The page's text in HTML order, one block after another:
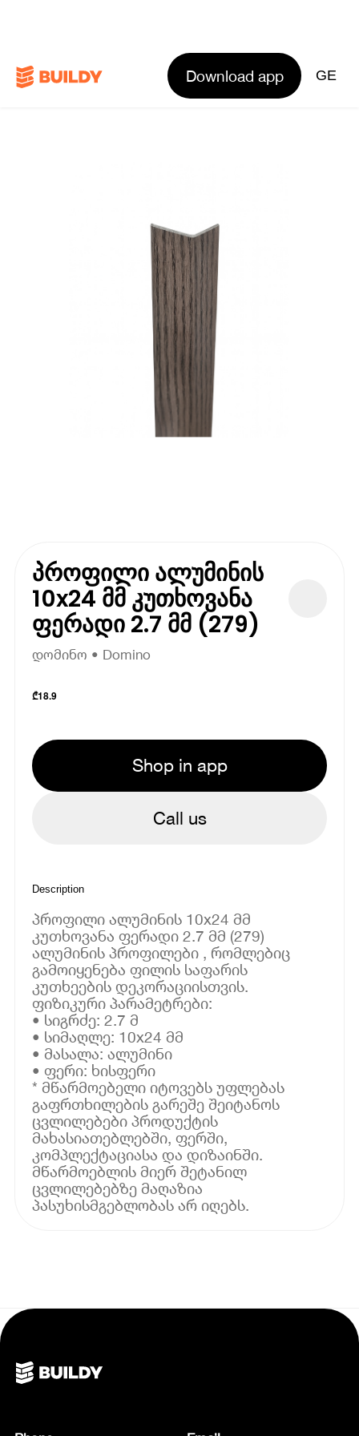
Download app GE
პროფილი ალუმინის
10x24 მმ კუთხოვანა
ფერადი 2.7 მმ (279)
დომინო • Domino
₾18.9
Shop in app
Call us
Description
პროფილი ალუმინის 10x24 მმ
კუთხოვანა ფერადი 2.7 მმ (279)
ალუმინის პროფილები , რომლებიც
გამოიყენება ფილის საფარის
კუთხეების დეკორაციისთვის.
ფიზიკური პარამეტრები:
• სიგრძე: 2.7 მ
• სიმაღლე: 10x24 მმ
• მასალა: ალუმინი
• ფერი: ხისფერი
* მწარმოებელი იტოვებს უფლებას
გაფრთხილების გარეშე შეიტანოს
ცვლილებები პროდუქტის
მახასიათებლებში, ფერში,
კომპლექტაციასა და დიზაინში.
მწარმოებლის მიერ შეტანილ
ცვლილებებზე მაღაზია
პასუხისმგებლობას არ იღებს.